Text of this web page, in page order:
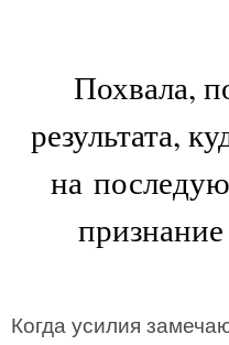
Похвала,
результата,
на
Когда усилия